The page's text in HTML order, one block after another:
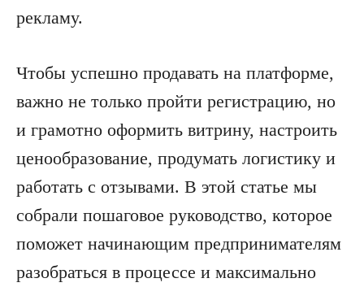
рекламу.
Чтобы успешно продавать на платформе,
важно не только пройти регистрацию, но
и грамотно оформить витрину, настроить
ценообразование, продумать логистику и
работать с отзывами. В этой статье мы
собрали пошаговое руководство, которое
поможет начинающим предпринимателям
разобраться в процессе и максимально